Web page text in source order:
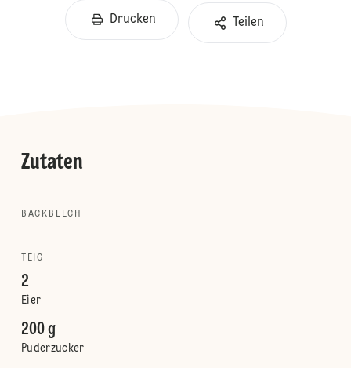
Drucken Teilen
Zutaten
BACKBLECH
TEIG
2
Eier
200 g
Puderzucker